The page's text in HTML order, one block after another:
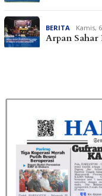
BERITA Kamis,
Arpan